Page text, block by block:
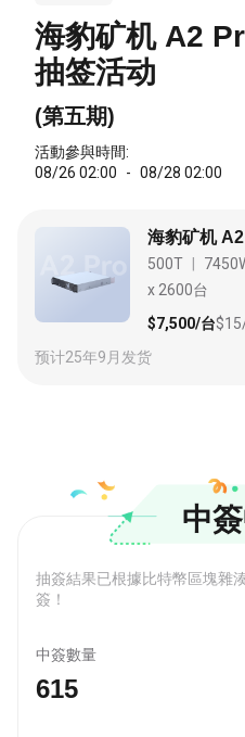
海豹矿机 A2
抽签活动
(第五期)
活動參與時間:
08/26 02:00
- 08/28 02:00
海豹矿机
500T
x 2600台
$7,500/台
预计25年9月发货
中
抽簽結果已根據比特幣區塊雜
簽！
中簽數量
615